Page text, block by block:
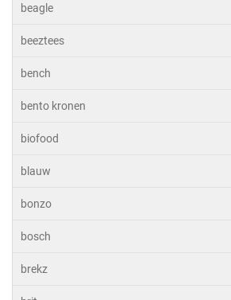
beagle
beeztees
bench
bento kronen
biofood
blauw
bonzo
bosch
brekz